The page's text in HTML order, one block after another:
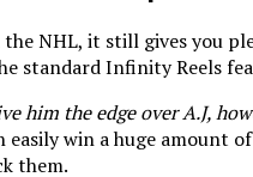
NHL, it still gives you
standard Infinity Reels
him the edge over A.J,
easily win a huge amount
them.